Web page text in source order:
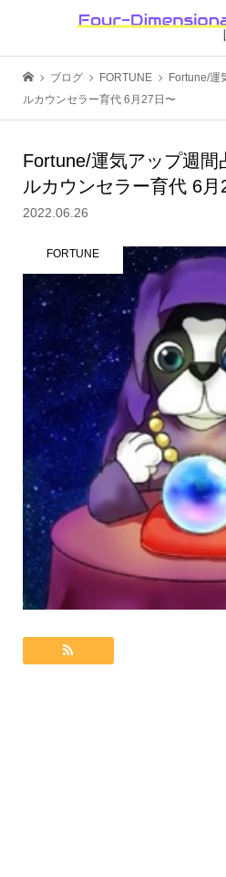
ブログ FORTUNE
Fortune/運
ルカウンセラー育代 6月27日〜
Fortune/運気アップ週間
ルカウンセラー育代 6月
2022.06.26
FORTUNE